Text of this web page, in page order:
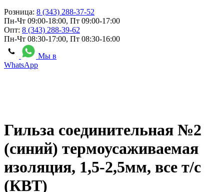
Розница: 8 (343) 288-37-52
Пн-Чт 09:00-18:00, Пт 09:00-17:00
Опт: 8 (343) 288-39-62
Пн-Чт 08:30-17:00, Пт 08:30-16:00
Мы в
WhatsApp
Гильза соединительная №2
(синий) термоусаживаемая
изоляция, 1,5-2,5мм, все т/с
(КВТ)